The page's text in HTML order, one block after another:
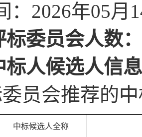
2026年05月
标委员会人数
标人候选人信
员会推荐的
中标候选人全称